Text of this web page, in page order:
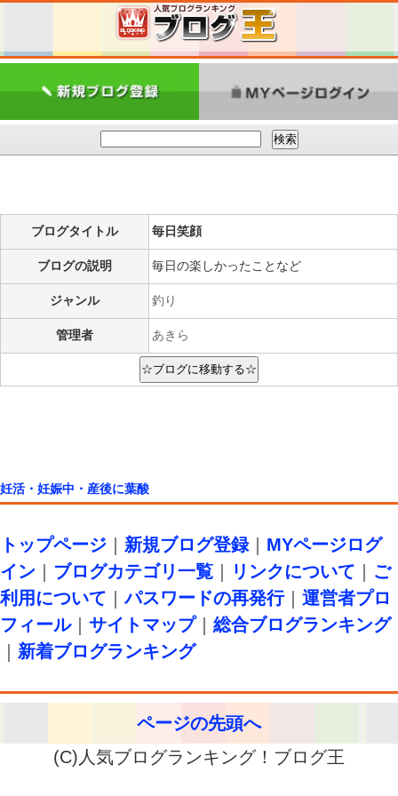
ブログタイトル 毎日笑顔
ブログの説明 毎日の楽しかったことなど
ジャンル 釣り
管理者 あきら
妊活・妊娠中・産後に葉酸
トップページ 新規ブログ登録｜ MYページログ
イン
ブログカテゴリ一覧 リンクについて
ご
利用について ｜パスワードの再発行｜ 運営者プロ
フィール｜ サイトマップ｜ 総合ブログランキング
新着ブログランキング
ページの先頭へ
(C)人気ブログランキング！ブログ王